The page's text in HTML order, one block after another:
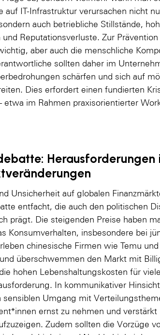
IT-Infrastruktur verursachen nicht
auch betriebliche Stillstände,
Reputationsverluste. Zur
aber auch die menschliche
sollten daher im
schärfen und sich auf
Dies erfordert einen fundierten
etwa im Rahmen praxisorientierter
Herausforderungen
Unsicherheit auf globalen
entfacht, die auch den politischen
prägt. Die steigenden Preise haben
Konsumverhalten, insbesondere bei
chinesische Firmen wie Temu
überschwemmen den Markt mit
hohen Lebenshaltungskosten für
In kommunikativer
sensiblen Umgang mit
ernst zu nehmen und verstärkt
Zudem sollten die Vorzüge